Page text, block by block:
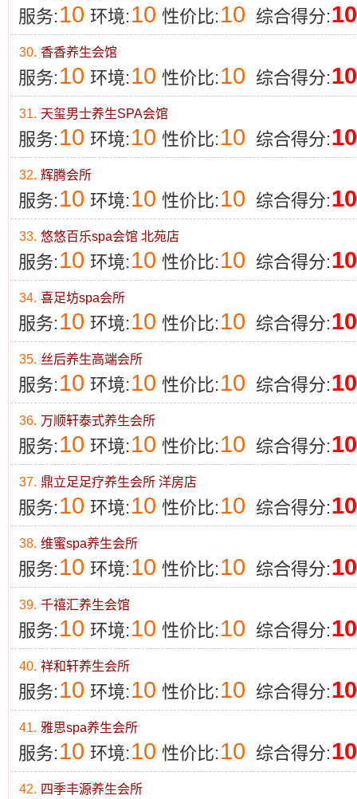
服务: 10 环境: 10 性价比: 10 综合得分:10
30. 香香养生会馆
服务: 10 环境: 10 性价比: 10 综合得分:10
31. 天玺男士养生SPA会馆
服务: 10 环境: 10 性价比: 10 综合得分:10
32. 辉腾会所
服务: 10 环境: 10 性价比: 10 综合得分:10
33. 悠悠百乐spa会馆 北苑店
服务: 10 环境: 10 性价比: 10 综合得分:10
34. 喜足坊spa会所
服务: 10 环境: 10 性价比: 10 综合得分:10
35. 丝后养生高端会所
服务: 10 环境: 10 性价比: 10 综合得分:10
36. 万顺轩泰式养生会所
服务: 10 环境: 10 性价比: 10 综合得分:10
37. 鼎立足足疗养生会所 洋房店
服务: 10 环境: 10 性价比: 10 综合得分:10
38. 维蜜spa养生会所
服务: 10 环境: 10 性价比: 10 综合得分:10
39. 千禧汇养生会馆
服务: 10 环境: 10 性价比: 10 综合得分:10
40. 祥和轩养生会所
服务: 10 环境: 10 性价比: 10 综合得分:10
41. 雅思spa养生会所
服务: 10 环境: 10 性价比: 10 综合得分:10
42. 四季丰源养生会所